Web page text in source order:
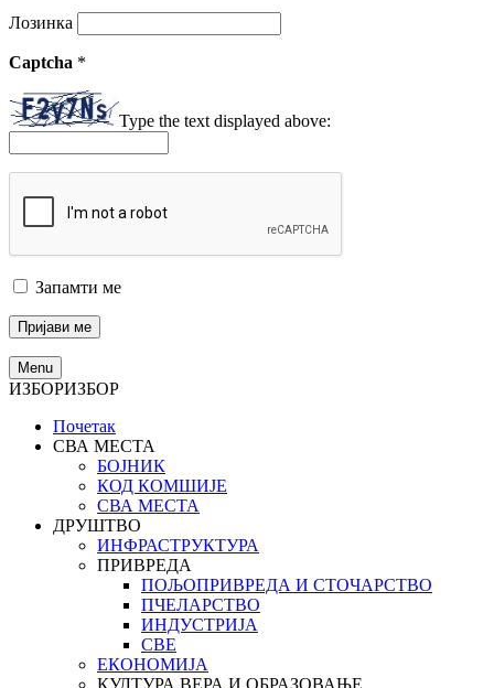
Лозинка
Captcha *
Type the text displayed above:
Запамти ме
Menu
ИЗБОРИЗБОР
Почетак
СВА МЕСТА
БОЈНИК
КОД КОМШИЈЕ
СВА МЕСТА
ДРУШТВО
ИНФРАСТРУКТУРА
ПРИВРЕДА
ПОЉОПРИВРЕДА И СТОЧАРСТВО
ПЧЕЛАРСТВО
ИНДУСТРИЈА
СВЕ
ЕКОНОМИЈА
КУЛТУРА,ВЕРА И ОБРАЗОВАЊЕ